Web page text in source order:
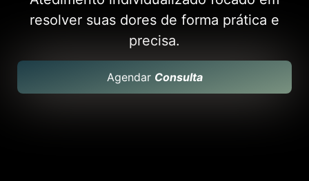
resolver suas dores de forma prática e
precisa.
Agendar Consulta